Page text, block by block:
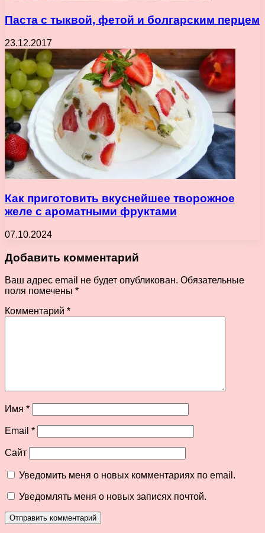
Паста с тыквой, фетой и болгарским перцем
23.12.2017
Как приготовить вкуснейшее творожное
желе с ароматными фруктами
07.10.2024
Добавить комментарий
Ваш адрес email не будет опубликован. Обязательные
поля помечены *
Комментарий *
Имя *
Email *
Сайт
Уведомить меня о новых комментариях по email.
Уведомлять меня о новых записях почтой.